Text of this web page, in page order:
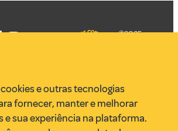
©2025
e outras tecnologias
fornecer, manter e melhorar
e sua experiência na plataforma.